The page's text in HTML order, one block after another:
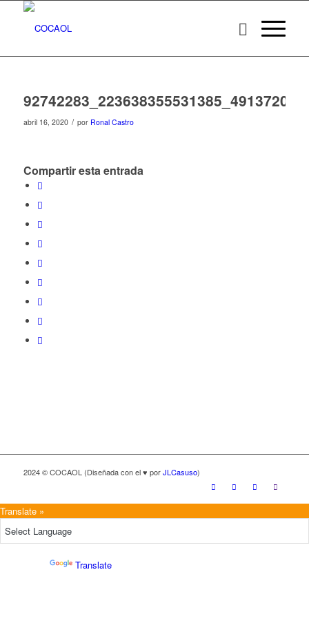
abril 16, 2020 / por Ronal Castro
Compartir esta entrada
2024 © COCAOL (Diseñada con el ♥ porJLCasuso)
Translate »
Translate